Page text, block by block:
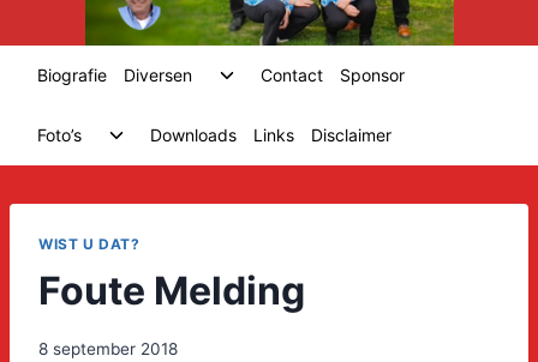
Biografie Diversen
ToggleContact Sponsor
Foto’s
ToggleDownloads Links Disclaimer
WIST U DAT?
Foute Melding
8 september 2018